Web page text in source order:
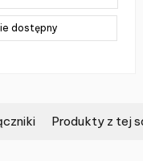
Produkty z tej